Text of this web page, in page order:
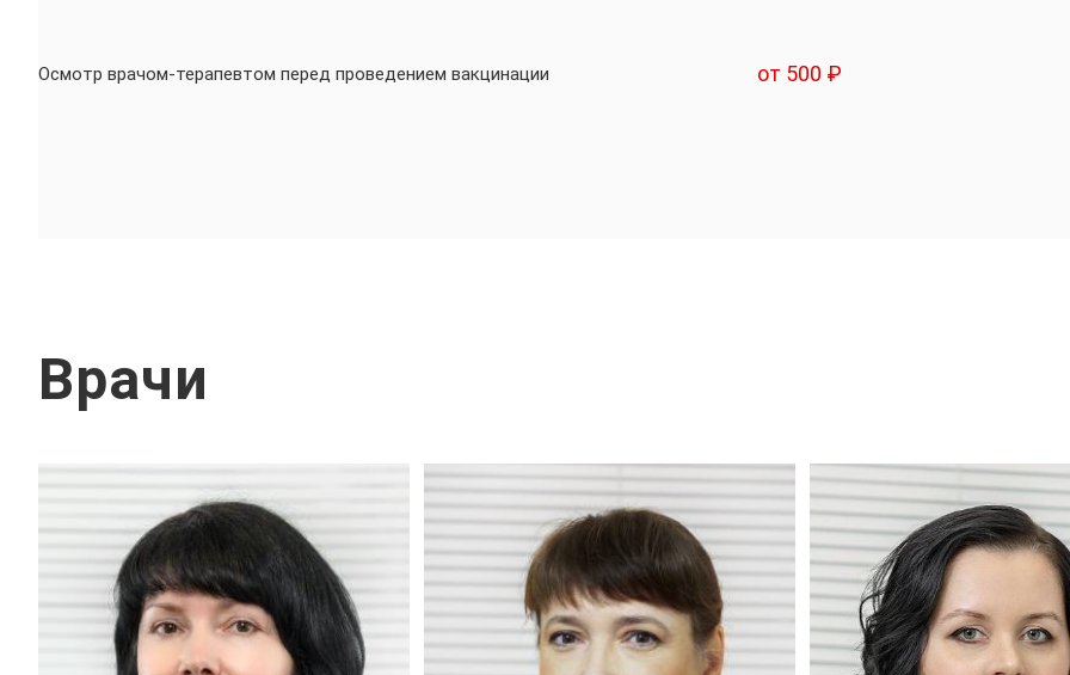
Осмотр врачом-терапевтом перед проведением вакцинации от 500 ₽
Врачи